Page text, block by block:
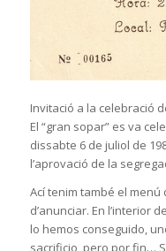
Invitació a la celebració
El “gran sopar” es va
dissabte 6 de juliol de
l’aprovació de la
Ací tenim també el
d’anunciar. En l’interior
lo hemos conseguido,
sacrificio, pero por fin…